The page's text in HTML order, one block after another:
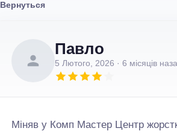
Вернуться
Павло
5 Лютого, 2026 · 6 місяців
Міняв у Комп Мастер Центр